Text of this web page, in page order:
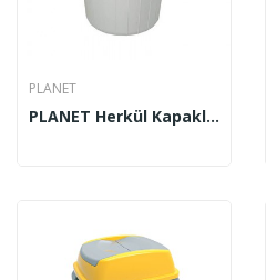
PLANET
PLANET Herkül Kapaklı Çöp Kovası 70 Lt UP 106